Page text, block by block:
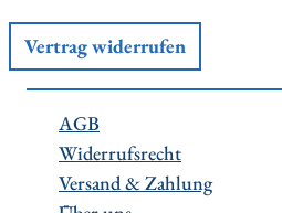
Vertrag widerrufen
AGB
Widerrufsrecht
Versand & Zahlung